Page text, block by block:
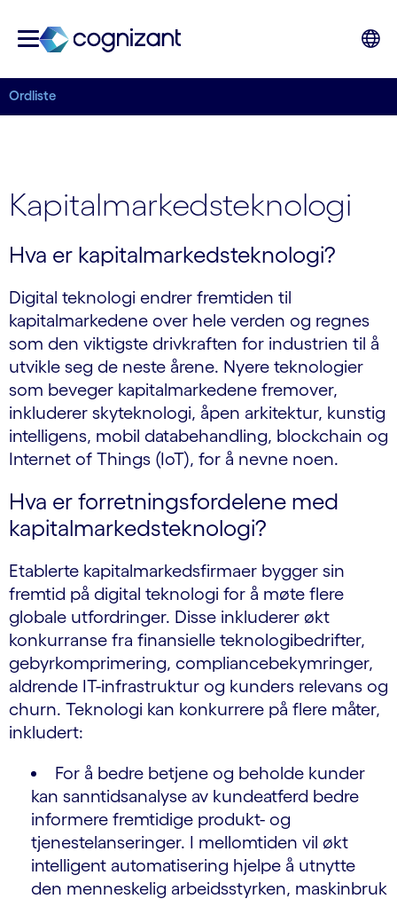
Ordliste
Kapitalmarkedsteknologi
Hva er kapitalmarkedsteknologi?
Digital teknologi endrer fremtiden til
kapitalmarkedene over hele verden og regnes
som den viktigste drivkraften for industrien til å
utvikle seg de neste årene. Nyere teknologier
som beveger kapitalmarkedene fremover,
inkluderer skyteknologi, åpen arkitektur, kunstig
intelligens, mobil databehandling, blockchain og
Internet of Things (IoT), for å nevne noen.
Hva er forretningsfordelene med
kapitalmarkedsteknologi?
Etablerte kapitalmarkedsfirmaer bygger sin
fremtid på digital teknologi for å møte flere
globale utfordringer. Disse inkluderer økt
konkurranse fra finansielle teknologibedrifter,
gebyrkomprimering, compliancebekymringer,
aldrende IT-infrastruktur og kunders relevans og
churn. Teknologi kan konkurrere på flere måter,
inkludert:
For å bedre betjene og beholde kunder
kan sanntidsanalyse av kundeatferd bedre
informere fremtidige produkt- og
tjenestelanseringer. I mellomtiden vil økt
intelligent automatisering hjelpe å utnytte
den menneskelig arbeidsstyrken, maskinbruk